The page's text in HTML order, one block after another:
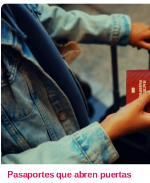
Pasaportes que abren puertas